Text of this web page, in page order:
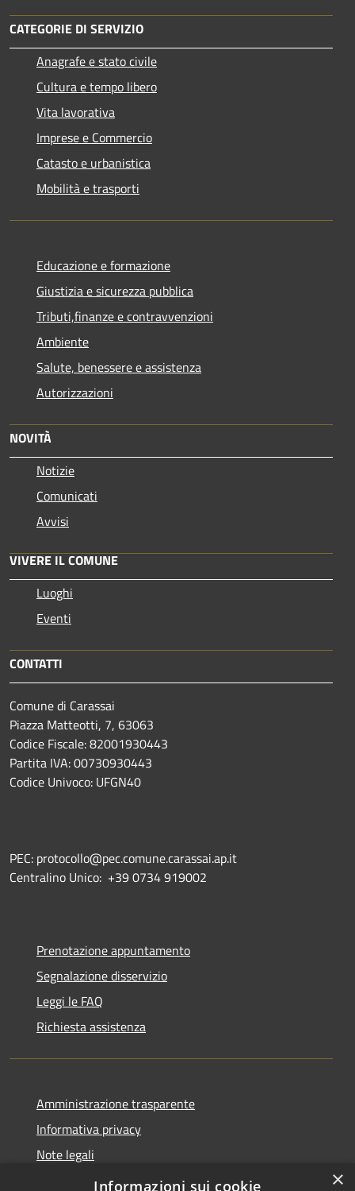
CATEGORIE DI SERVIZIO
Anagrafe e stato civile
Cultura e tempo libero
Vita lavorativa
Imprese e Commercio
Catasto e urbanistica
Mobilità e trasporti
Educazione e formazione
Giustizia e sicurezza pubblica
Tributi,finanze e contravvenzioni
Ambiente
Salute, benessere e assistenza
Autorizzazioni
NOVITÀ
Notizie
Comunicati
Avvisi
VIVERE IL COMUNE
Luoghi
Eventi
CONTATTI
Comune di Carassai
Piazza Matteotti, 7, 63063
Codice Fiscale: 82001930443
Partita IVA: 00730930443
Codice Univoco: UFGN40
PEC: protocollo@pec.comune.carassai.ap.it
Centralino Unico: +39 0734 919002
Prenotazione appuntamento
Segnalazione disservizio
Leggi le FAQ
Richiesta assistenza
Amministrazione trasparente
Informativa privacy
Note legali
Dichiarazione di accessibilità
×
Informazioni sui cookie